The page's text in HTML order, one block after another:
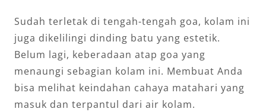
Sudah terletak di tengah-tengah goa, kolam ini
juga dikelilingi dinding batu yang estetik.
Belum lagi, keberadaan atap goa yang
menaungi sebagian kolam ini. Membuat Anda
bisa melihat keindahan cahaya matahari yang
masuk dan terpantul dari air kolam.